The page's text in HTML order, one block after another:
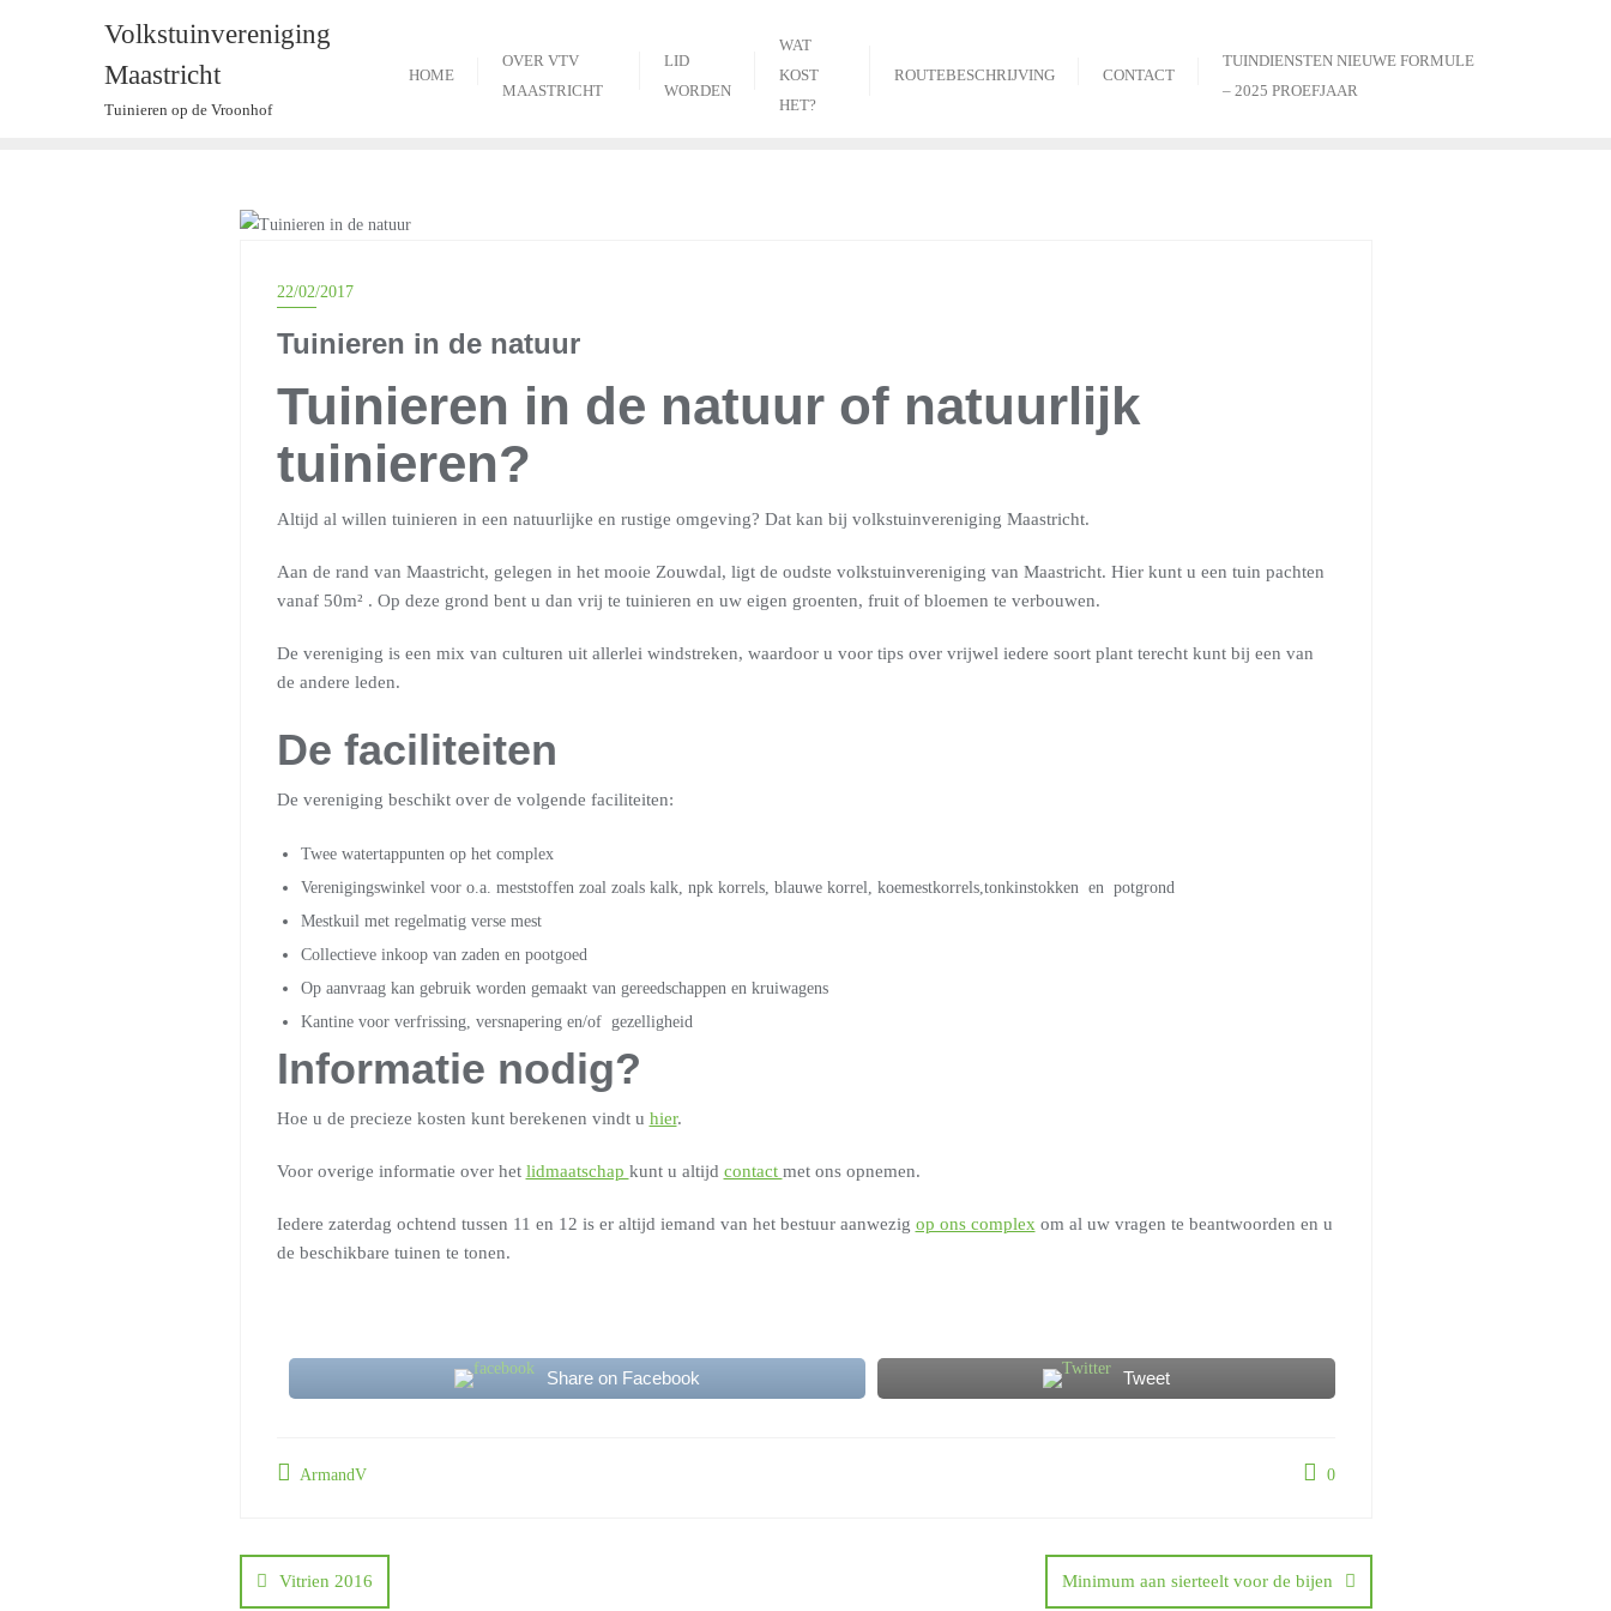
Volkstuinvereniging
Maastricht
Tuinieren op de Vroonhof
HOME
OVER VTV
MAASTRICHT
LID
WORDEN
WAT
KOST
HET?
ROUTEBESCHRIJVING CONTACT
TUINDIENSTEN NIEUWE FORMULE
– 2025 PROEFJAAR
22/02/2017
Tuinieren in de natuur
Tuinieren in de natuur of natuurlijk
tuinieren?
Altijd al willen tuinieren in een natuurlijke en rustige omgeving? Dat kan bij volkstuinvereniging Maastricht.
Aan de rand van Maastricht, gelegen in het mooie Zouwdal, ligt de oudste volkstuinvereniging van Maastricht. Hier kunt u een tuin pachten
vanaf 50m² . Op deze grond bent u dan vrij te tuinieren en uw eigen groenten, fruit of bloemen te verbouwen.
De vereniging is een mix van culturen uit allerlei windstreken, waardoor u voor tips over vrijwel iedere soort plant terecht kunt bij een van
de andere leden.
De faciliteiten
De vereniging beschikt over de volgende faciliteiten:
Twee watertappunten op het complex
Verenigingswinkel voor o.a. meststoffen zoal zoals kalk, npk korrels, blauwe korrel, koemestkorrels,tonkinstokken en potgrond
Mestkuil met regelmatig verse mest
Collectieve inkoop van zaden en pootgoed
Op aanvraag kan gebruik worden gemaakt van gereedschappen en kruiwagens
Kantine voor verfrissing, versnapering en/of gezelligheid
Informatie nodig?
Hoe u de precieze kosten kunt berekenen vindt u hier.
Voor overige informatie over het lidmaatschap kunt u altijd contact met ons opnemen.
Iedere zaterdag ochtend tussen 11 en 12 is er altijd iemand van het bestuur aanwezig op ons complex om al uw vragen te beantwoorden en u
de beschikbare tuinen te tonen.
Share on Facebook Tweet
ArmandV 0
Vitrien 2016 Minimum aan sierteelt voor de bijen